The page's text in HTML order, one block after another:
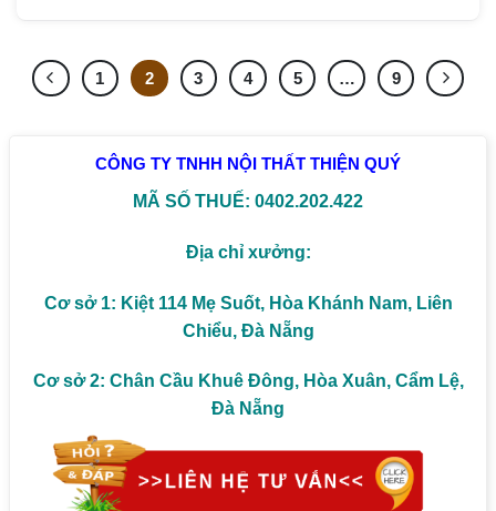
1 2 3 4 5 … 9
CÔNG TY TNHH NỘI THẤT THIỆN QUÝ
MÃ SỐ THUẾ: 0402.202.422
Địa chỉ xưởng:
Cơ sở 1: Kiệt 114 Mẹ Suốt, Hòa Khánh Nam, Liên
Chiểu, Đà Nẵng
Cơ sở 2: Chân Cầu Khuê Đông, Hòa Xuân, Cẩm Lệ,
Đà Nẵng